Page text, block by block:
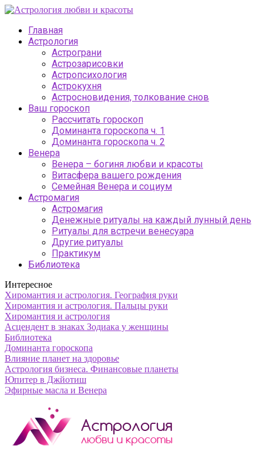
Главная
Астрология
Астрограни
Астрозарисовки
Астропсихология
Астрокухня
Астросновидения, толкование снов
Ваш гороскоп
Рассчитать гороскоп
Доминанта гороскопа ч. 1
Доминанта гороскопа ч. 2
Венера
Венера – богиня любви и красоты
Витасфера вашего рождения
Семейная Венера и социум
Астромагия
Астромагия
Денежные ритуалы на каждый лунный день
Ритуалы для встречи венесуара
Другие ритуалы
Практикум
Библиотека
Интересное
Хиромантия и астрология. География руки
Хиромантия и астрология. Пальцы руки
Хиромантия и астрология
Асцендент в знаках Зодиака у женщины
Библиотека
Доминанта гороскопа
Влияние планет на здоровье
Астрология бизнеса. Финансовые планеты
Юпитер в Джйотиш
Эфирные масла и Венера